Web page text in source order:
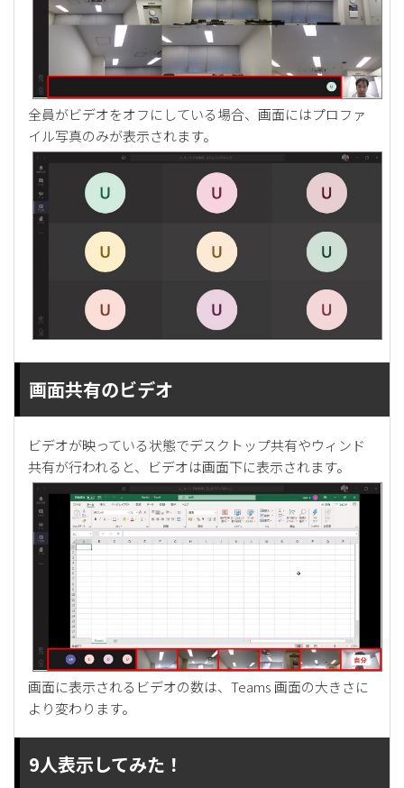
全員がビデオをオフにしている場合、画面にはプロファ
イル写真のみが表示されます。
画面共有のビデオ
ビデオが映っている状態でデスクトップ共有やウィンド
共有が行われると、ビデオは画面下に表示されます。
画面に表示されるビデオの数は、Teams 画面の大きさに
より変わります。
9人表示してみた！